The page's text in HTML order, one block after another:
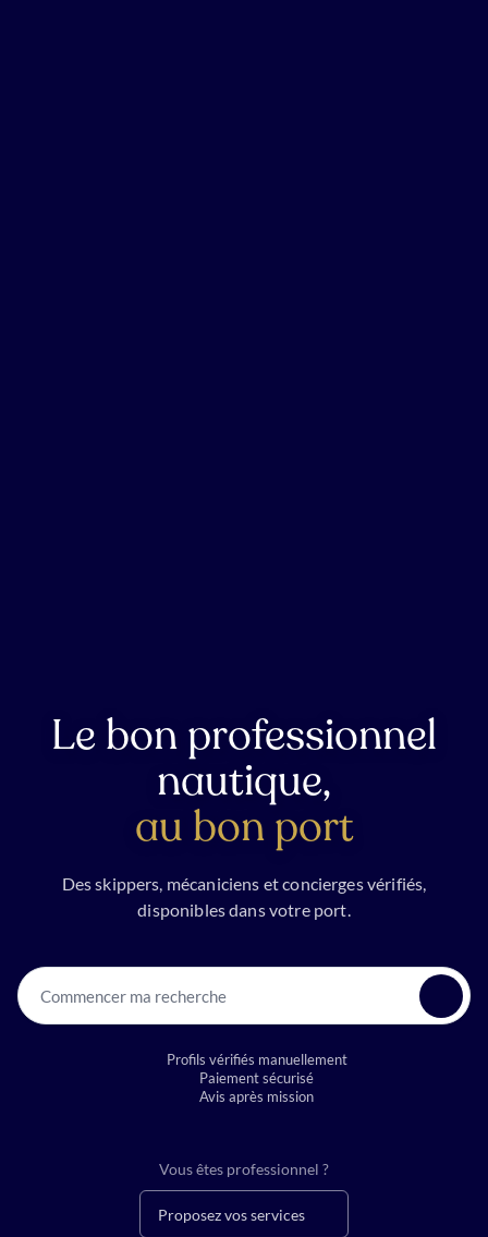
Le bon professionnel
nautique,
au bon port
Des skippers, mécaniciens et concierges vérifiés,
disponibles dans votre port.
Commencer ma recherche
Profils vérifiés manuellement
Paiement sécurisé
Avis après mission
Vous êtes professionnel ?
Proposez vos services